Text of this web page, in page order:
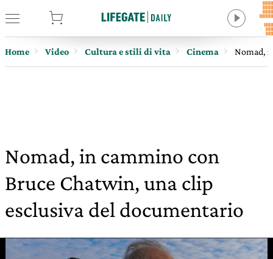
Home Video Cultura e stili di vita Cinema Nomad,
Nomad, in cammino con
Bruce Chatwin, una clip
esclusiva del documentario